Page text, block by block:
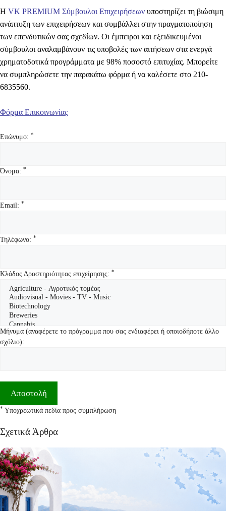
Η VK PREMIUM Σύμβουλοι Επιχειρήσεων υποστηρίζει τη βιώσιμη
ανάπτυξη των επιχειρήσεων και συμβάλλει στην πραγματοποίηση
των επενδυτικών σας σχεδίων. Οι έμπειροι και εξειδικευμένοι
σύμβουλοι αναλαμβάνουν τις υποβολές των αιτήσεων στα ενεργά
χρηματοδοτικά προγράμματα με 98% ποσοστό επιτυχίας. Μπορείτε
να συμπληρώσετε την παρακάτω φόρμα ή να καλέσετε στο 210-
6835560.
Φόρμα Επικοινωνίας
Επώνυμο: *
Όνομα: *
Email: *
Τηλέφωνο: *
Κλάδος Δραστηριότητας επιχείρησης: *
Μήνυμα (αναφέρετε το πρόγραμμα που σας ενδιαφέρει ή οποιοδήποτε άλλο
σχόλιο):
* Υποχρεωτικά πεδία προς συμπλήρωση
Σχετικά Άρθρα